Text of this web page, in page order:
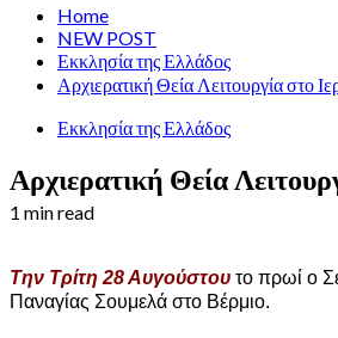
Home
NEW POST
Εκκλησία της Ελλάδος
Αρχιερατική Θεία Λειτουργία
Εκκλησία της Ελλάδος
Αρχιερατική Θεία
1 min read
Την Τρίτη 28 Αυγούστου το πρωί ο
Παναγίας Σουμελά στο Βέρμιο.